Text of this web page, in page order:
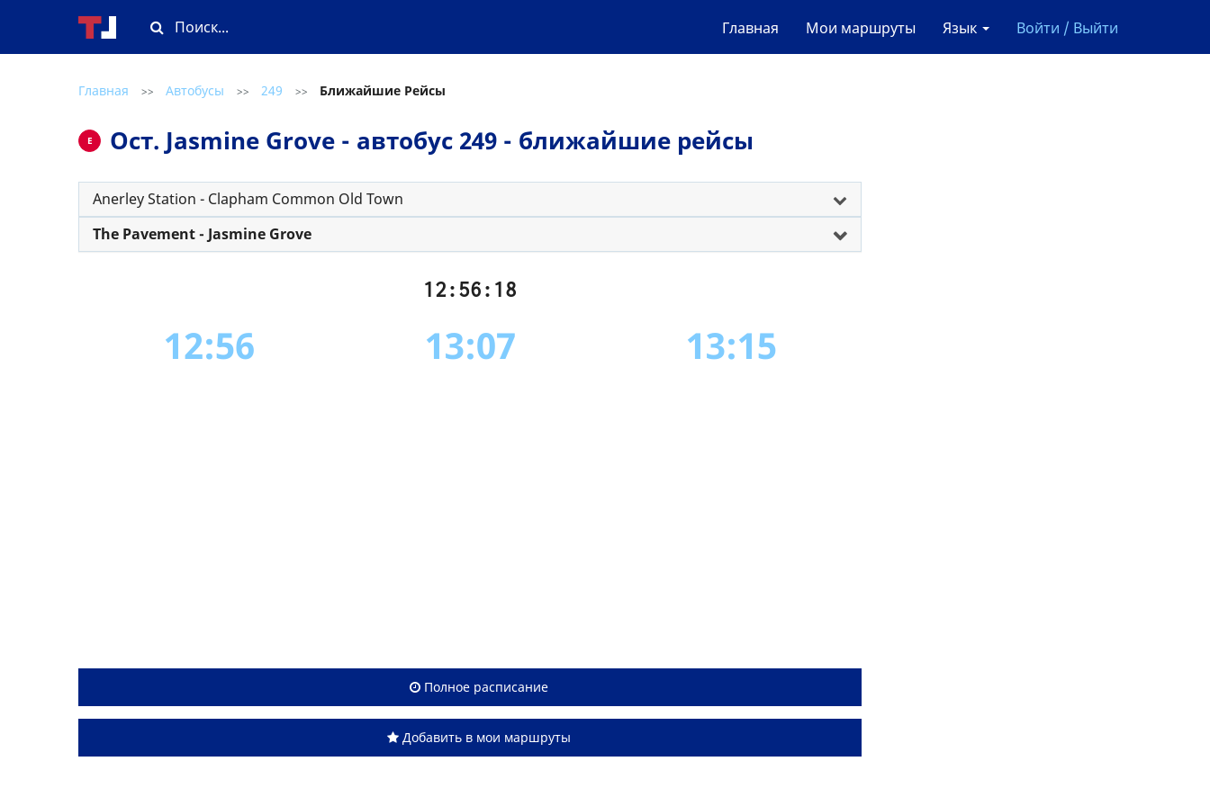
Главная Мои маршруты Язык Войти / Выйти
Главная >> Автобусы >> 249 >> Ближайшие Рейсы
E Ост. Jasmine Grove - автобус 249 - ближайшие рейсы
Anerley Station - Clapham Common Old Town
The Pavement - Jasmine Grove
12:56:18
12:56 13:07 13:15
Полное расписание
Добавить в мои маршруты